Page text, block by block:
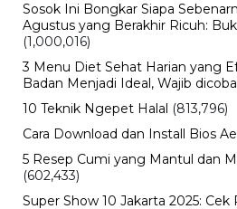
Sosok Ini Bongkar Siapa
Agustus yang Berakhir Ricuh:
(1,000,016)
3 Menu Diet Sehat Harian yang
Badan Menjadi Ideal, Wajib
10 Teknik Ngepet Halal (813,796)
Cara Download dan Install Bios
5 Resep Cumi yang Mantul dan
(602,433)
Super Show 10 Jakarta 2025: